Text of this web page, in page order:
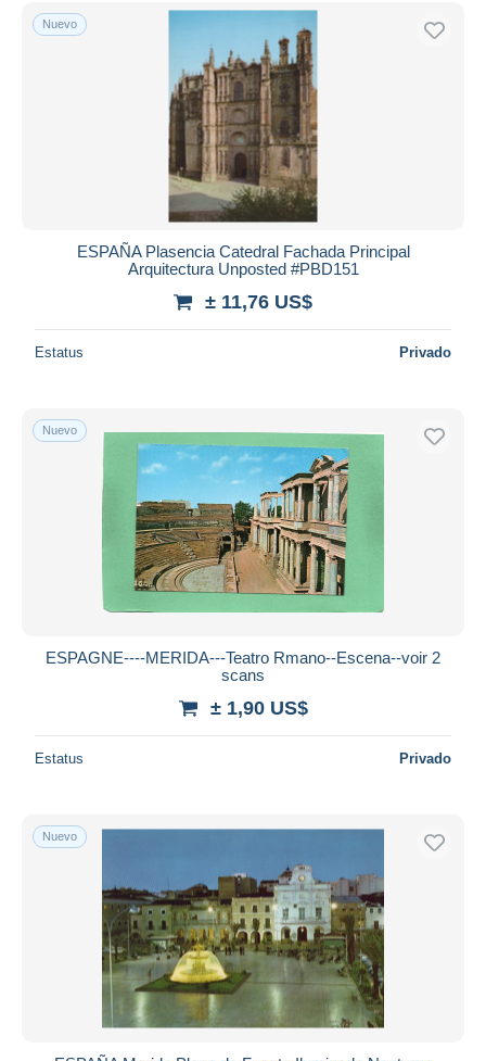
Sólo con descuento
Envío gratis
PayPal
Transferencia bancaria
Mastercard
Bancontact
iDeal
Maestro
Residencia del vendedor
Aplicar
Nuevo
ESPAÑA Plasencia Catedral Fachada Principal
Arquitectura Unposted #PBD151
± 11,76 US$
Estatus Privado
Nuevo
ESPAGNE----MERIDA---Teatro Rmano--Escena--voir 2
scans
± 1,90 US$
Estatus Privado
Nuevo